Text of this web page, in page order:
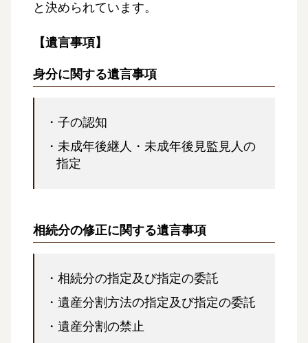
と決められています。
【遺言事項】
身分に関する遺言事項
・子の認知
・未成年後継人・未成年後見監見人の
指定
相続分の修正に関する遺言事項
・相続分の指定及び指定の委託
・遺産分割方法の指定及び指定の委託
・遺産分割の禁止